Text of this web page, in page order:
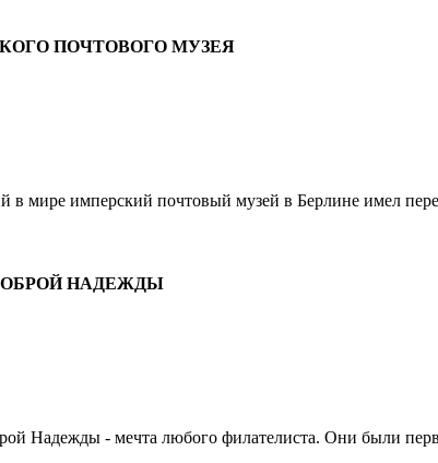
ПОЧТОВОГО МУЗЕЯ
мире имперский почтовый музей в Берлине имел
НАДЕЖДЫ
Надежды - мечта любого филателиста. Они были